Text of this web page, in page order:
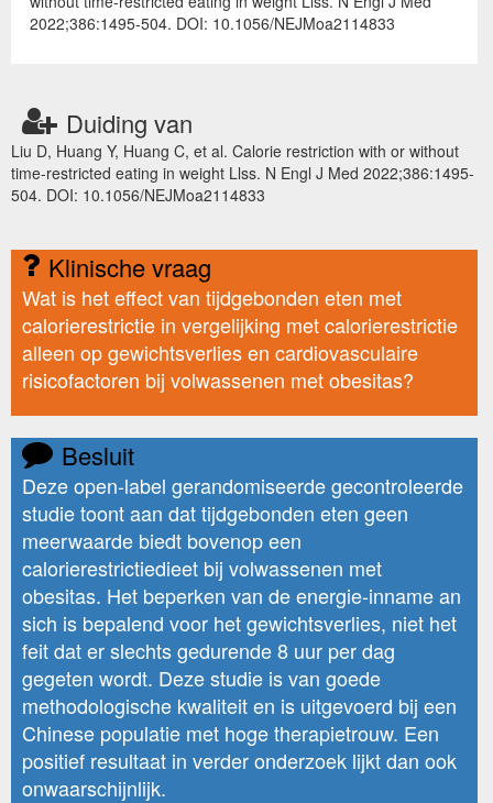
2022;386:1495-504. DOI: 10.1056/NEJMoa2114833
Duiding van
Liu D, Huang Y, Huang C, et al. Calorie restriction with or without
time-restricted eating in weight Llss. N Engl J Med 2022;386:1495-
504. DOI: 10.1056/NEJMoa2114833
Klinische vraag
Wat is het effect van tijdgebonden eten met
calorierestrictie in vergelijking met calorierestrictie
alleen op gewichtsverlies en cardiovasculaire
risicofactoren bij volwassenen met obesitas?
Besluit
Deze open-label gerandomiseerde gecontroleerde
studie toont aan dat tijdgebonden eten geen
meerwaarde biedt bovenop een
calorierestrictiedieet bij volwassenen met
obesitas. Het beperken van de energie-inname an
sich is bepalend voor het gewichtsverlies, niet het
feit dat er slechts gedurende 8 uur per dag
gegeten wordt. Deze studie is van goede
methodologische kwaliteit en is uitgevoerd bij een
Chinese populatie met hoge therapietrouw. Een
positief resultaat in verder onderzoek lijkt dan ook
onwaarschijnlijk.